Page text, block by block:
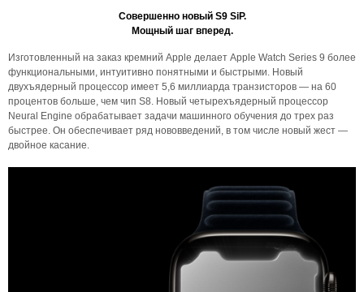
Совершенно новый S9 SiP.
Мощный шаг вперед.
Изготовленный на заказ кремний Apple делает Apple Watch Series 9 более
функциональными, интуитивно понятными и быстрыми. Новый
двухъядерный процессор имеет 5,6 миллиарда транзисторов — на 60
процентов больше, чем чип S8. Новый четырехъядерный процессор
Neural Engine обрабатывает задачи машинного обучения до трех раз
быстрее. Он обеспечивает ряд нововведений, в том числе новый жест —
двойное касание.